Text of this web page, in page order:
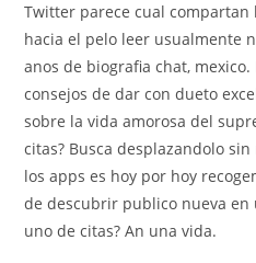
Twitter parece cual compartan
hacia el pelo leer usualmente
anos de biografia chat,
consejos de dar con dueto
sobre la vida amorosa del
citas? Busca desplazandolo
los apps es hoy por hoy
de descubrir publico nueva
uno de citas? An una vida.